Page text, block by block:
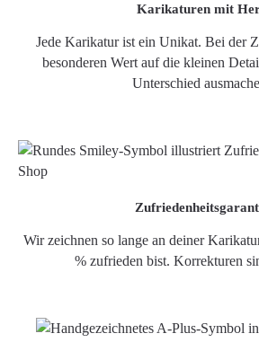
Karikaturen mit
Jede Karikatur ist ein Unikat. Bei der
besonderen Wert auf die kleinen
Unterschied
Wir zeichnen so lange an deiner
% zufrieden bist. Korrekturen